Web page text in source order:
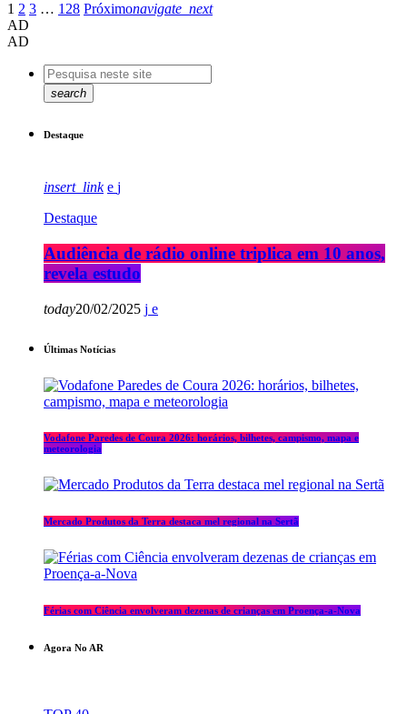
1 2 3 … 128 Próximonavigate_next
AD
AD
search
Destaque
insert_link
Destaque
Audiência de rádio online triplica em 10 anos,
revela estudo
today20/02/2025
Últimas Notícias
Vodafone Paredes de Coura 2026: horários, bilhetes, campismo, mapa e
meteorologia
Mercado Produtos da Terra destaca mel regional na Sertã
Férias com Ciência envolveram dezenas de crianças em Proença-a-Nova
Agora No AR